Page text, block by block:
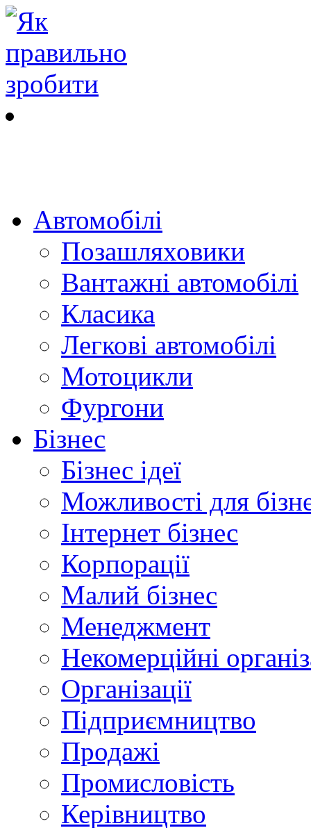
Автомобілі
Позашляховики
Вантажні автомобілі
Класика
Легкові автомобілі
Мотоцикли
Фургони
Бізнес
Бізнес ідеї
Можливості для
Інтернет бізнес
Корпорації
Малий бізнес
Менеджмент
Некомерційні
Організації
Підприємництво
Продажі
Промисловість
Керівництво